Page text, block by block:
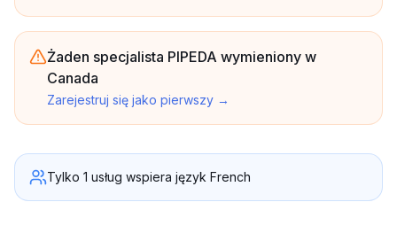
Żaden specjalista PIPEDA wymieniony w
Canada
Zarejestruj się jako pierwszy →
Tylko 1 usług wspiera język French